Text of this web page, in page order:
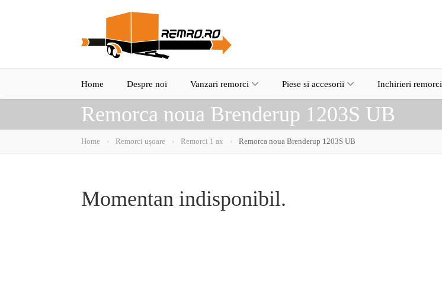
Home Despre noi Vanzari remorci Piese si accesorii Inchirieri remorci
Remorca noua Brenderup 1203S UB
Home Remorci ușoare Remorci 1 ax Remorca noua Brenderup 1203S UB
Momentan indisponibil.